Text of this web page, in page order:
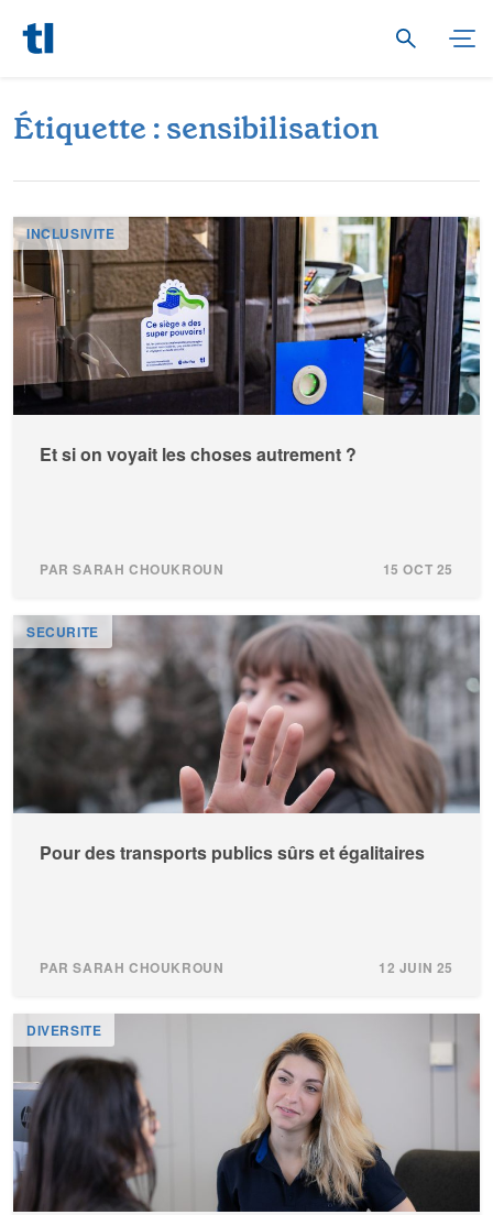
Étiquette :sensibilisation
INCLUSIVITE
Et si on voyait les choses autrement ?
PAR SARAH CHOUKROUN 15 OCT 25
SECURITE
Pour des transports publics sûrs et égalitaires
PAR SARAH CHOUKROUN 12 JUIN 25
DIVERSITE